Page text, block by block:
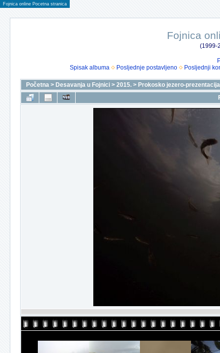
Fojnica online Pocetna stranica
Fojnica
(1999-
Spisak albuma
Posljednje postavljeno Posljednji
Početna > Desavanja u Fojnici > 2015. > Prokosko jezero-prezentacija